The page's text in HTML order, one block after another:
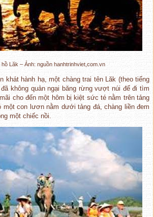
Lăk – Ảnh: nguồn hanhtrinhviet,com.vn
khát hành hạ, một chàng trai tên Lăk (theo tiếng
không quản ngại băng rừng vượt núi để đi tìm
cho đến một hôm bị kiệt sức té nằm trên tảng
một con lươn nằm dưới tảng đá, chàng liền đem
một chiếc nồi.